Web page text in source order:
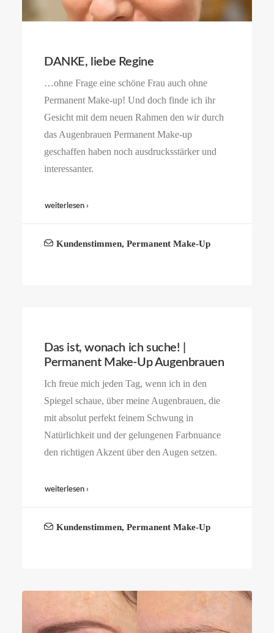
DANKE, liebe Regine
…ohne Frage eine schöne Frau auch ohne
Permanent Make-up! Und doch finde ich ihr
Gesicht mit dem neuen Rahmen den wir durch
das Augenbrauen Permanent Make-up
geschaffen haben noch ausdrucksstärker und
interessanter.
weiterlesen ›
Kundenstimmen, Permanent Make-Up
Das ist, wonach ich suche! |
Permanent Make-Up Augenbrauen
Ich freue mich jeden Tag, wenn ich in den
Spiegel schaue, über meine Augenbrauen, die
mit absolut perfekt feinem Schwung in
Natürlichkeit und der gelungenen Farbnuance
den richtigen Akzent über den Augen setzen.
weiterlesen ›
Kundenstimmen, Permanent Make-Up